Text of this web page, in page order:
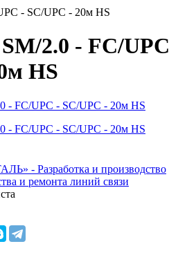
- SC/UPC - 20м HS
2.0 - FC/UPC
HS